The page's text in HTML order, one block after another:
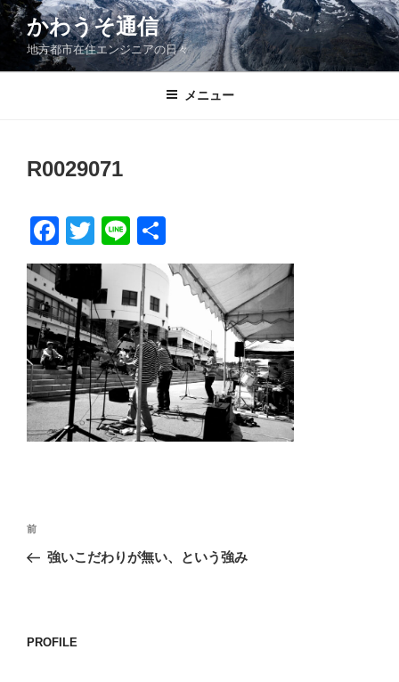
コ
ン
ン
かわうそ通信
地方都市在住エンジニアの日々
メニュー
R0029071
F
a
c
e
b
o
o
k
T
wi
tt
er
Li
n
e
有
投
ナ
ー
前
の
前
強いこだわりが無い、という強み
PROFILE